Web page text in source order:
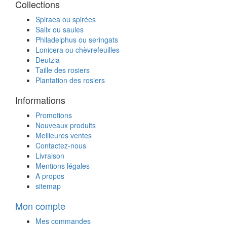
Collections
Spiraea ou spirées
Salix ou saules
Philadelphus ou seringats
Lonicera ou chèvrefeuilles
Deutzia
Taille des rosiers
Plantation des rosiers
Informations
Promotions
Nouveaux produits
Meilleures ventes
Contactez-nous
Livraison
Mentions légales
A propos
sitemap
Mon compte
Mes commandes